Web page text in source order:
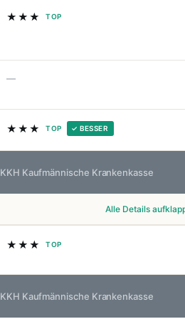
★★★ TOP
—
★★★ TOP ✓ BESSER
KKH Kaufmännische Krankenkasse
Alle Details
★★★ TOP
KKH Kaufmännische Krankenkasse